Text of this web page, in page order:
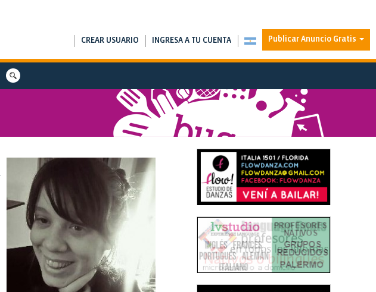
Publicar Anuncio Gratis
CREAR USUARIO INGRESA A TU CUENTA